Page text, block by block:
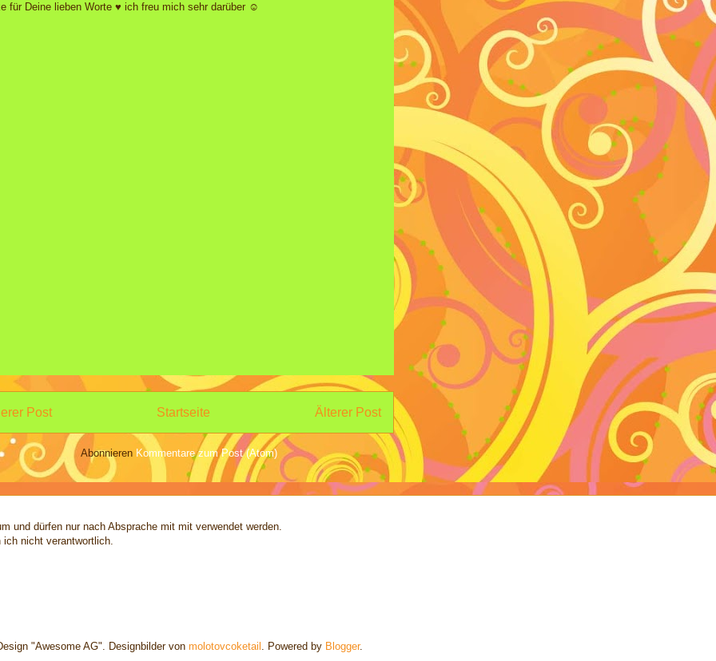
für Deine lieben Worte ♥ ich freu mich sehr darüber ☺
Post Älterer Post
Startseite
Abonnieren Kommentare zum Post (Atom)
und dürfen nur nach Absprache mit mit verwendet werden.
nicht verantwortlich.
"Awesome AG". Designbilder von molotovcoketail . Powered by Blogger.